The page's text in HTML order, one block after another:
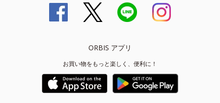
ORBIS アプリ
お買い物をもっと楽しく、便利に！